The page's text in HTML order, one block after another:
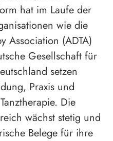
hat im Laufe der
wie die
Association (ADTA)
Gesellschaft für
setzen
Praxis und
Die
wächst stetig und
Belege für ihre